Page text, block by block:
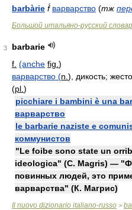
barbàrie f́ варварство (тж
Большой итальяно-русский
3
barbarie
f. (anche fig. )
варварство (n. ), дикость;
(pl. )
picchiare i bambini è una
варварство
le barbarie naziste e
коммунистов
"Le foibe sono state un
ideologica" (C. Magris) —
повинных людей, это
варварства" (К. Магрис)
Il nuovo dizionario italiano-russo >